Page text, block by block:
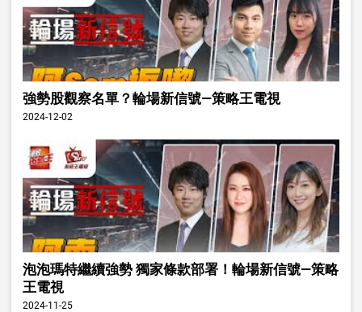
強勢股觀察名單？輪場新信號—策略王電視
2024-12-02
泡泡瑪特繼續強勢 獨家條款部署！輪場新信號—策略
王電視
2024-11-25